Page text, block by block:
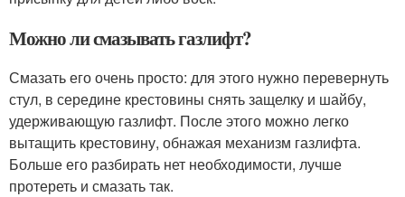
Можно ли смазывать газлифт?
Смазать его очень просто: для этого нужно перевернуть
стул, в середине крестовины снять защелку и шайбу,
удерживающую газлифт. После этого можно легко
вытащить крестовину, обнажая механизм газлифта.
Больше его разбирать нет необходимости, лучше
протереть и смазать так.